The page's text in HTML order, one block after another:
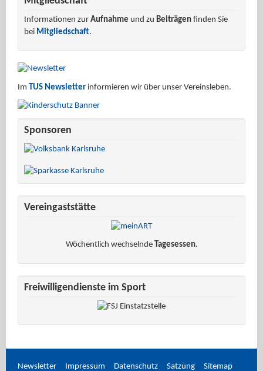
Informationen zur Aufnahme und zu Beiträgen finden Sie
bei Mitgliedschaft.
Im TUS Newsletter informieren wir über unser Vereinsleben.
Sponsoren
Vereingaststätte
Wöchentlich wechselnde Tagesessen.
Freiwilligendienste im Sport
Newsletter Impressum Datenschutz Satzung Sitemap